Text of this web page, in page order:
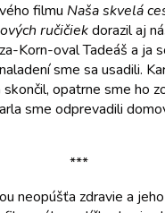
filmu Naša skvelá
ručičiekdorazil aj
Korn-oval Tadeáš a ja
sme sa usadili.
opatrne sme ho
sme odprevadili
***
neopúšťa zdravie a